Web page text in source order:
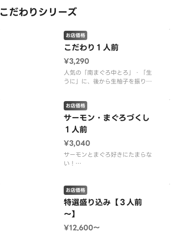
うに・サーモン・落ちとろ・いく
ら・かんぱち・紅ずわいがに・赤
貫）
※画像はどの人数前でも３人前が
表示されます。
※
こだわりシリーズ
こだわり１人前
お店価格
¥3,290
人気の「南まぐろ中とろ」・「生
うに」に、後から生柚子を振りか
んだ、柿家すしのこだわりが詰ま
った逸品です。
【内容】南まぐろ中とろ・生うに
（胡瓜添え）・柚子ふりいくら・
紅ずわいがに・赤海老・まぐろ赤
身・サーモン・びんとろ・ほた
て・
サーモン・まぐろづくし
１人前
お店価格
¥3,040
サーモンとまぐろ好きにたまらな
い！
※画像はイメージです。
特選盛り込み【３人前
～】
お店価格
¥12,600〜